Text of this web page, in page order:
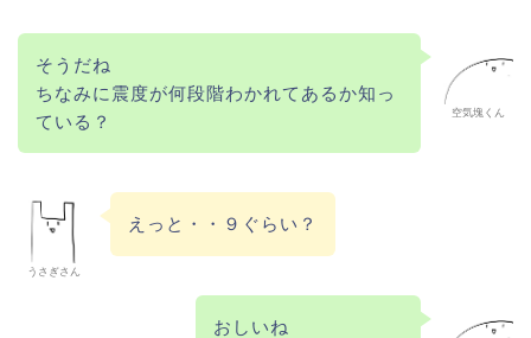
空気塊くん
そうだね
ちなみに震度が何段階わかれてあるか知っ
ている？
うさぎさん
えっと・・９ぐらい？
おしいね